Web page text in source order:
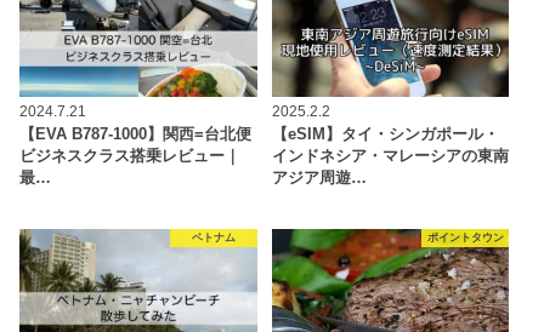
2024.7.21
【EVA B787-1000】関西=台北便
ビジネスクラス搭乗レビュー｜
最…
2025.2.2
【eSIM】タイ・シンガポール・
インドネシア・マレーシアの東南
アジア周遊…
ベトナム ポイントタウン